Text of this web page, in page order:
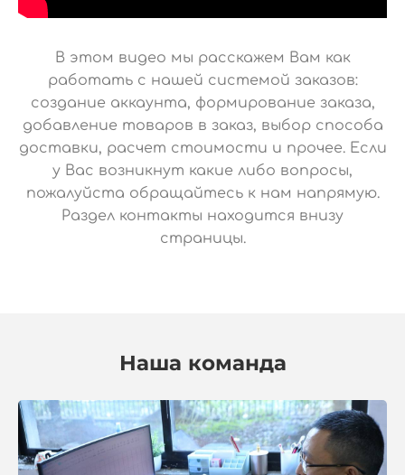
В этом видео мы расскажем Вам как
работать с нашей системой заказов:
создание аккаунта, формирование заказа,
добавление товаров в заказ, выбор способа
доставки, расчет стоимости и прочее. Если
у Вас возникнут какие либо вопросы,
пожалуйста обращайтесь к нам напрямую.
Раздел контакты находится внизу
страницы.
Наша команда